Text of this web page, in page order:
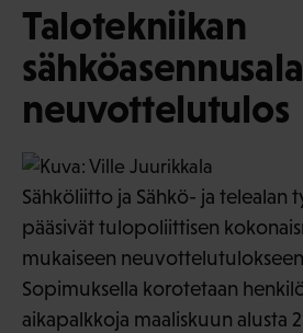
Talotekniikan
neuvottelutulos
Sähköliitto ja Sähkö- ja telealan
pääsivät tulopoliittisen
mukaiseen
Sopimuksella korotetaan
aikapalkkoja maaliskuun alusta